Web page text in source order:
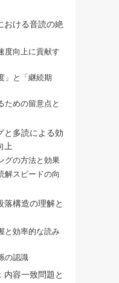
おける音読の絶
度向上に貢献す
」と「継続期
ための留意点と
と多読による効
上
グの方法と効果
解スピードの向
落構造の理解と
と効率的な読み
の認識
内容一致問題と